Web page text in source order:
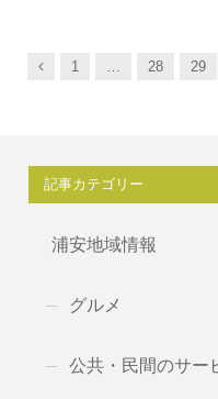
前
1 … 28 29
記事カテゴリー
浦安地域情報
グルメ
公共・民間のサー